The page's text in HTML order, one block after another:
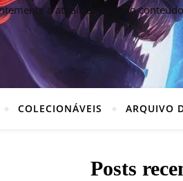
a atualizar o nosso
COLECIONÁVEIS ARQUIVO
Posts